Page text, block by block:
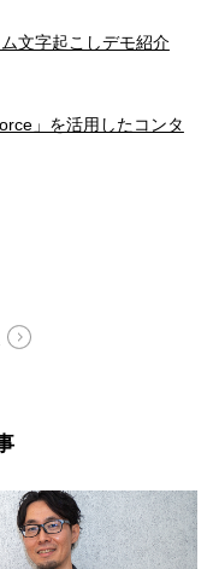
文字起こしデモ紹介
」を活用したコンタ